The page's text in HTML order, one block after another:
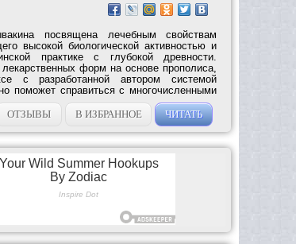
посвящена лечебным свойствам
высокой биологической активностью и
практике с глубокой древности.
форм на основе прополиса,
с разработанной автором системой
поможет справиться с многочисленными
ОТЗЫВЫ В ИЗБРАННОЕ ЧИТАТЬ